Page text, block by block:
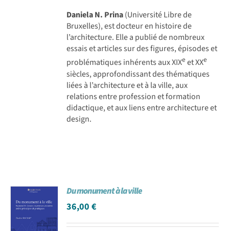
Daniela N. Prina(Université Libre de
Bruxelles), est docteur en histoire de
l’architecture. Elle a publié de nombreux
essais et articles sur des figures, épisodes et
problématiques inhérents aux XIXe et XXe
siècles, approfondissant des thématiques
liées à l’architecture et à la ville, aux
relations entre profession et formation
didactique, et aux liens entre architecture et
design.
Du monument à la ville
36,00€